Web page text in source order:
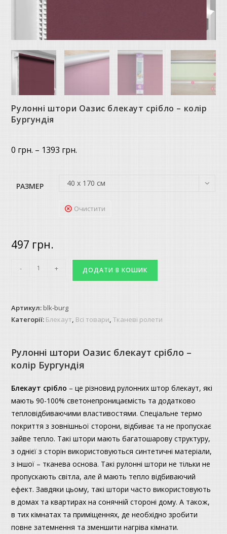
Рулонні штори Оазис блекаут срібло – колір
Бургундія
0 грн. – 1393 грн.
РАЗМЕР
40 х 170 см
Очистити
497 грн.
срібло
Бургундія
кількість
- + ДОДАТИ В КОШИК
Артикул:blk-burg
Категорії: Блекаут, Всі товари,Тканеві ролети
Рулонні штори Оазис блекаут срібло –
колір Бургундія
Блекаут срібло – це різновид рулонних штор блекаут, які
мають 90-100% светонепроницаємість та додатково
тепловідбиваючими властивостями. Спеціальне термо
покриття з зовнішньої сторони, відбиває та не пропускає
зайве тепло. Такі штори мають багатошарову структуру,
з однієї з сторін використовуються синтетичні матеріали,
з іншої – тканева основа. Такі рулонні штори не тільки не
пропускають світла, але й мають тепло відбиваючий
ефект. Завдяки цьому, такі штори часто використовують
в домах та квартирах на сонячній стороні дому. А також,
в тих кімнатах та приміщеннях, де необхідно зробити
повне затемнення та зменшити нагріва кімнати.